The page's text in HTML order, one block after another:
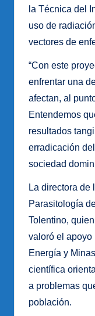
la Técnica del
uso de
vectores de
“Con este
enfrentar una
afectan, al
Entendemos
resultados
erradicación
sociedad
La directora de
Parasitología
Tolentino,
valoró el apoyo
Energía y
científica
a problemas
población.